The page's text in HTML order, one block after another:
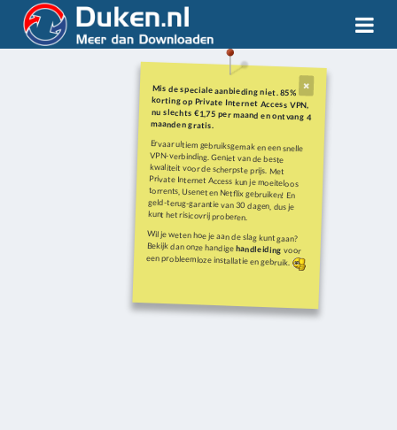
Mis de speciale aanbieding niet. 85%
korting op Private Internet Access VPN,
nu slechts €1,75 per maand en ontvang 4
maanden gratis.
Ervaar ultiem gebruiksgemak en een snelle
VPN-verbinding. Geniet van de beste
kwaliteit voor de scherpste prijs. Met
Private Internet Access kun je moeiteloos
torrents, Usenet en Netflix gebruiken! En
geld-terug-garantie van 30 dagen, dus je
kunt het risicovrij proberen.
Wil je weten hoe je aan de slag kunt gaan?
Bekijk dan onze handigehandleiding voor
een probleemloze installatie en gebruik.